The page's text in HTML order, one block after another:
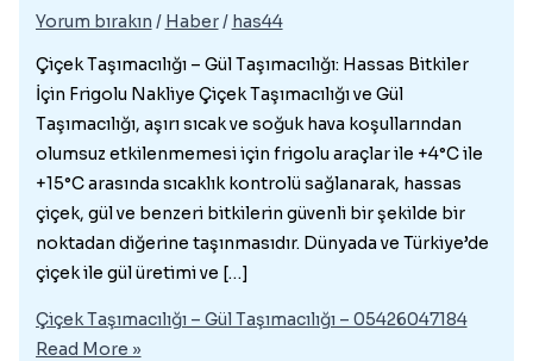
Yorum bırakın / Haber/ has44
Çiçek Taşımacılığı – Gül Taşımacılığı: Hassas Bitkiler
İçin Frigolu Nakliye Çiçek Taşımacılığı ve Gül
Taşımacılığı, aşırı sıcak ve soğuk hava koşullarından
olumsuz etkilenmemesi için frigolu araçlar ile +4°C ile
+15°C arasında sıcaklık kontrolü sağlanarak, hassas
çiçek, gül ve benzeri bitkilerin güvenli bir şekilde bir
noktadan diğerine taşınmasıdır. Dünyada ve Türkiye’de
çiçek ile gül üretimi ve […]
Çiçek Taşımacılığı – Gül Taşımacılığı – 05426047184
Read More »